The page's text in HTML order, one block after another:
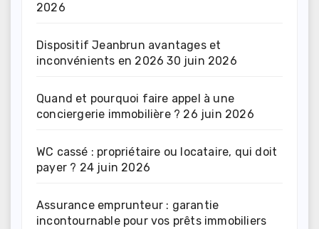
2026
Dispositif Jeanbrun avantages et
inconvénients en 2026 30 juin 2026
Quand et pourquoi faire appel à une
conciergerie immobilière ? 26 juin 2026
WC cassé : propriétaire ou locataire, qui doit
payer ? 24 juin 2026
Assurance emprunteur : garantie
incontournable pour vos prêts immobiliers